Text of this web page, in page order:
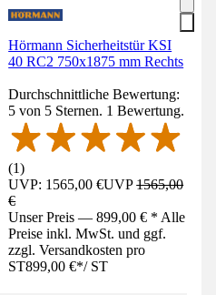
Hörmann Sicherheitstür KSI
40 RC2 750x1875 mm Rechts
Durchschnittliche Bewertung:
5 von 5 Sternen. 1 Bewertung.
(1)
UVP: 1565,00 €UVP1565,00
€
Unser Preis — 899,00 € * Alle
Preise inkl. MwSt. und ggf.
zzgl. Versandkosten pro
ST899,00 €*/ ST